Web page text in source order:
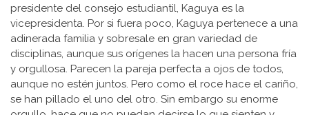
presidente del consejo estudiantil, Kaguya es la
vicepresidenta. Por si fuera poco, Kaguya pertenece a una
adinerada familia y sobresale en gran variedad de
disciplinas, aunque sus orígenes la hacen una persona fría
y orgullosa. Parecen la pareja perfecta a ojos de todos,
aunque no estén juntos. Pero como el roce hace el cariño,
se han pillado el uno del otro. Sin embargo su enorme